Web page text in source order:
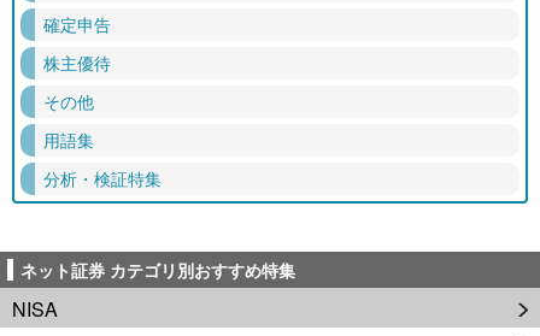
確定申告
株主優待
その他
用語集
分析・検証特集
ネット証券 カテゴリ別おすすめ特集
NISA